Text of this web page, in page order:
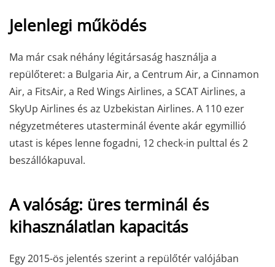
Jelenlegi működés
Ma már csak néhány légitársaság használja a
repülőteret: a Bulgaria Air, a Centrum Air, a Cinnamon
Air, a FitsAir, a Red Wings Airlines, a SCAT Airlines, a
SkyUp Airlines és az Uzbekistan Airlines. A 110 ezer
négyzetméteres utasterminál évente akár egymillió
utast is képes lenne fogadni, 12 check-in pulttal és 2
beszállókapuval.
A valóság: üres terminál és
kihasználatlan kapacitás
Egy 2015-ös jelentés szerint a repülőtér valójában